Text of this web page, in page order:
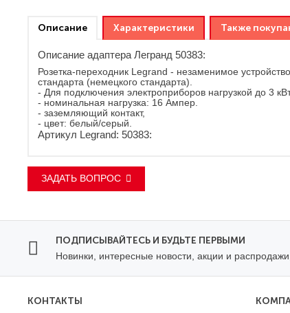
Описание Характеристики Также
Описание адаптера Легранд 50383:
Розетка-переходник Legrand - незаменимое
стандарта (немецкого стандарта).
- Для подключения электроприборов нагрузкой до 3
- номинальная нагрузка: 16 Ампер.
- заземляющий контакт,
- цвет: белый/серый.
Артикул Legrand: 50383:
ЗАДАТЬ ВОПРОС
ПОДПИСЫВАЙТЕСЬ И БУДЬТЕ ПЕРВЫМИ
Новинки, интересные новости, акции и
КОНТАКТЫ